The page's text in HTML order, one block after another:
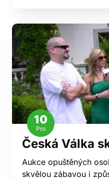
10
Pro
Česká Válka
Aukce opuštěných
skvělou zábavou i